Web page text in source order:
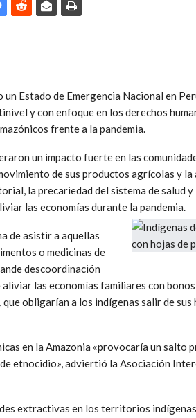
un Estado de Emergencia Nacional en
y con enfoque en los derechos
frente a la pandemia.
un impacto fuerte en las
de sus productos agrícolas y la
la precariedad del sistema de salud
las economías durante la pandemia.
de asistir a aquellas
o medicinas de
descoordinación
las economías familiares con
que obligarían a los indígenas salir de
en la Amazonia «provocaría un salto
etnocidio», adviertió la Asociación
extractivas en los territorios